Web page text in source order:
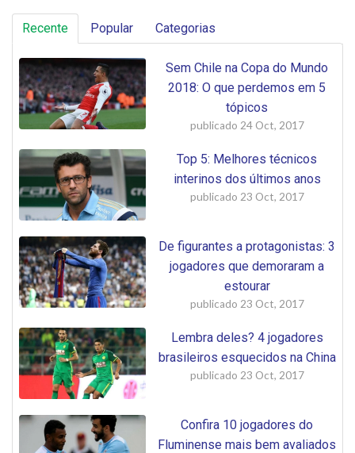
Recente Popular Categorias
Sem Chile na Copa do Mundo
2018: O que perdemos em 5
tópicos
publicado 24 Oct, 2017
Top 5: Melhores técnicos
interinos dos últimos anos
publicado 23 Oct, 2017
De figurantes a protagonistas: 3
jogadores que demoraram a
estourar
publicado 23 Oct, 2017
Lembra deles? 4 jogadores
brasileiros esquecidos na China
publicado 23 Oct, 2017
Confira 10 jogadores do
Fluminense mais bem avaliados